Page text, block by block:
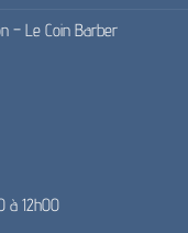
– Le Coin Barber
à 12h00